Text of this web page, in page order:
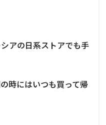
アの日系ストアでも手
時にはいつも買って帰